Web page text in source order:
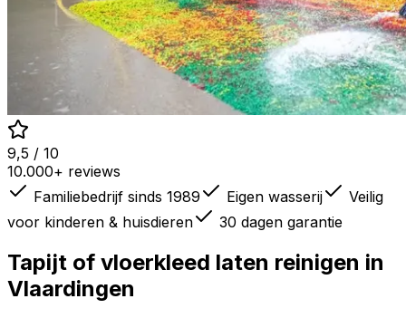
9,5 / 10
10.000+ reviews
Familiebedrijf sinds 1989
Eigen wasserij
Veilig
voor kinderen & huisdieren
30 dagen garantie
Tapijt of vloerkleed laten reinigen in
Vlaardingen